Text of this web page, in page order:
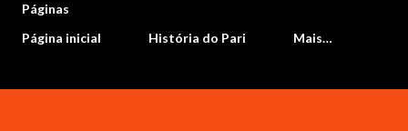
Páginas
Página inicial
História do Pari Mais…